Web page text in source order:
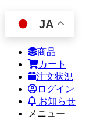
JA
商品
カート
注文状況
ログイン
お知らせ
メニュー